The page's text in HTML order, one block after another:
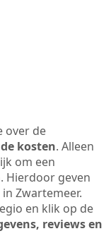
over de
kosten. Alleen
om een
Hierdoor geven
Zwartemeer.
en klik op de
reviews en